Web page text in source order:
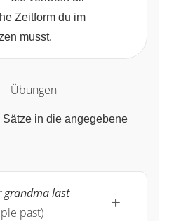
Zeitform du im
musst.
Übungen
in die angegebene
grandma last
past)